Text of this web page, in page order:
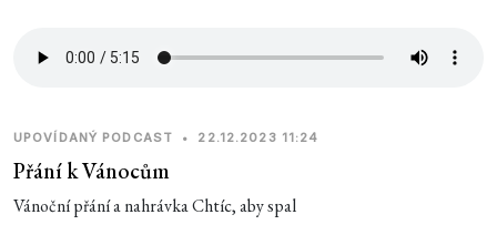
UPOVÍDANÝ PODCAST • 22.12.2023 11:24
Přání k Vánocům
Vánoční přání a nahrávka Chtíc, aby spal